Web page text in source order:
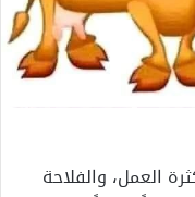
العمل، والفلاحة